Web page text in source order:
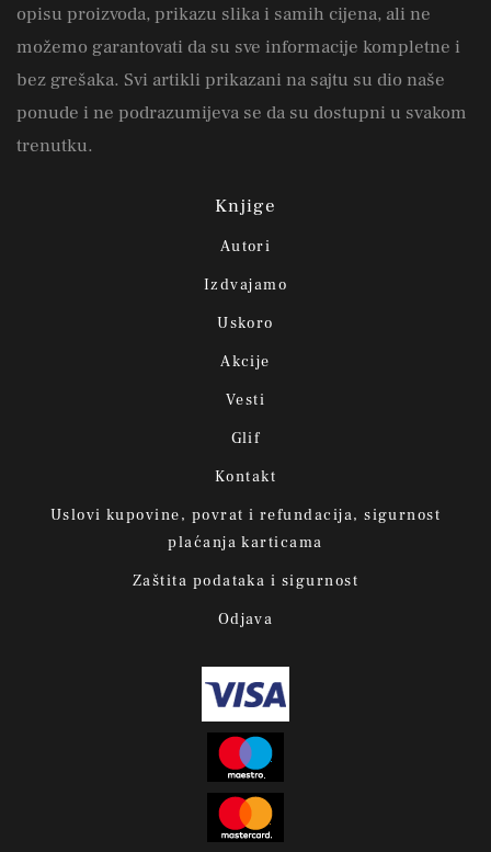
opisu proizvoda, prikazu slika i samih cijena, ali ne
možemo garantovati da su sve informacije kompletne i
bez grešaka. Svi artikli prikazani na sajtu su dio naše
ponude i ne podrazumijeva se da su dostupni u svakom
trenutku.
Knjige
Autori
Izdvajamo
Uskoro
Akcije
Vesti
Glif
Kontakt
Uslovi kupovine, povrat i refundacija, sigurnost
plaćanja karticama
Zaštita podataka i sigurnost
Odjava